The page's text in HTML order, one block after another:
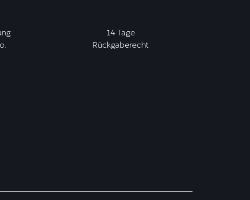
14 Tage
Rückgaberecht